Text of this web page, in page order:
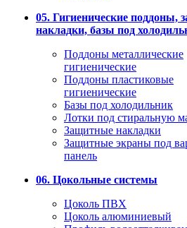
05. Гигиенические поддоны,
накладки, базы под
Поддоны металлические
гигиенические
Поддоны пластиковые
гигиенические
Базы под холодильник
Лотки под стиральную
Защитные накладки
Защитные экраны под
панель
06. Цокольные системы
Цоколь ПВХ
Цоколь алюминиевый